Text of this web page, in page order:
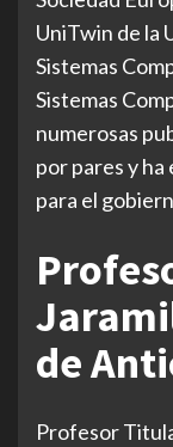
UniTwin de la
Sistemas
Sistemas
numerosas
por pares y
para el
de
Profesor